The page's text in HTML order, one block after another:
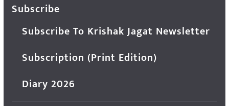
Subscribe
Subscribe To Krishak Jagat Newsletter
Subscription (Print Edition)
Diary 2026